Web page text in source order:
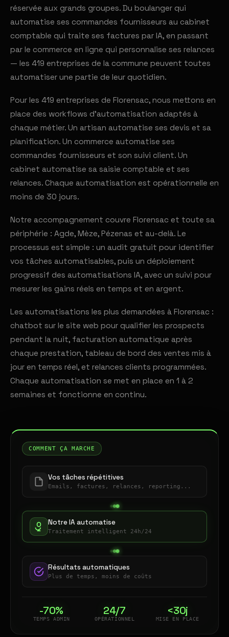
réservée aux grands groupes. Du boulanger qui
automatise ses commandes fournisseurs au cabinet
comptable qui traite ses factures par IA, en passant
par le commerce en ligne qui personnalise ses relances
— les 419 entreprises de la commune peuvent toutes
automatiser une partie de leur quotidien.
Pour les 419 entreprises de Florensac, nous mettons en
place des workflows d'automatisation adaptés à
chaque métier. Un artisan automatise ses devis et sa
planification. Un commerce automatise ses
commandes fournisseurs et son suivi client. Un
cabinet automatise sa saisie comptable et ses
relances. Chaque automatisation est opérationnelle en
moins de 30 jours.
Notre accompagnement couvre Florensac et toute sa
périphérie : Agde, Mèze, Pézenas et au-delà. Le
processus est simple : un audit gratuit pour identifier
vos tâches automatisables, puis un déploiement
progressif des automatisations IA, avec un suivi pour
mesurer les gains réels en temps et en argent.
Les automatisations les plus demandées à Florensac :
chatbot sur le site web pour qualifier les prospects
pendant la nuit, facturation automatique après
chaque prestation, tableau de bord des ventes mis à
jour en temps réel, et relances clients programmées.
Chaque automatisation se met en place en 1 à 2
semaines et fonctionne en continu.
COMMENT ÇA MARCHE
Vos tâches répétitives
Emails, factures, relances, reporting...
Notre IA automatise
Traitement intelligent 24h/24
Résultats automatiques
Plus de temps, moins de coûts
-70%
TEMPS ADMIN
24/7
OPÉRATIONNEL
<30j
MISE EN PLACE